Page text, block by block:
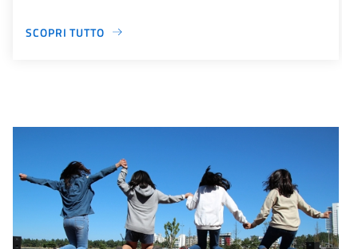
SCOPRI TUTTO